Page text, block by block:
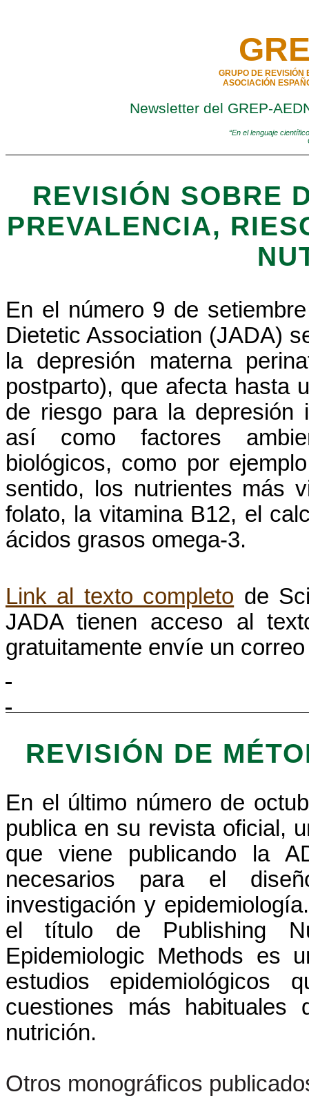
GRUPO DE REVISIÓN
ASOCIACIÓN
Newsletter del GREP-
“En el lenguaje
REVISIÓN SOBRE
PREVALENCIA,
En el número 9 de
Dietetic Association (JADA)
la depresión materna
postparto), que afecta hasta
de riesgo para la depresión
así como factores
biológicos, como por
sentido, los nutrientes más
folato, la vitamina B12, el
ácidos grasos omega-3.
Link al texto completo de
JADA tienen acceso al
gratuitamente envíe un
REVISIÓN DE
En el último número de
publica en su revista oficial,
que viene publicando la
necesarios para el
investigación y
el título de Publishing
Epidemiologic Methods es
estudios
cuestiones más
nutrición.
Otros monográficos